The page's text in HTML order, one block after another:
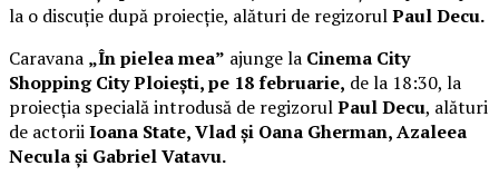
la o discuție după proiecție, alături de regizorulPaul Decu.
Caravana „În pielea mea” ajunge la Cinema City
Shopping City Ploiești, pe 18 februarie, de la 18:30, la
proiecția specială introdusă de regizorulPaul Decu, alături
de actoriiIoana State, Vlad și Oana Gherman, Azaleea
Necula și Gabriel Vatavu.